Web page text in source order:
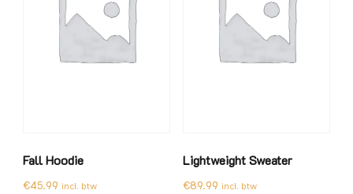
Fall Hoodie
€45.99 incl. btw
Lightweight Sweater
€89.99 incl. btw